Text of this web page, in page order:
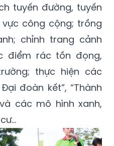
tuyến đường, tuyến
công cộng; trồng
chỉnh trang cảnh
điểm rác tồn đọng,
thực hiện các
đoàn kết”, “Thành
các mô hình xanh,